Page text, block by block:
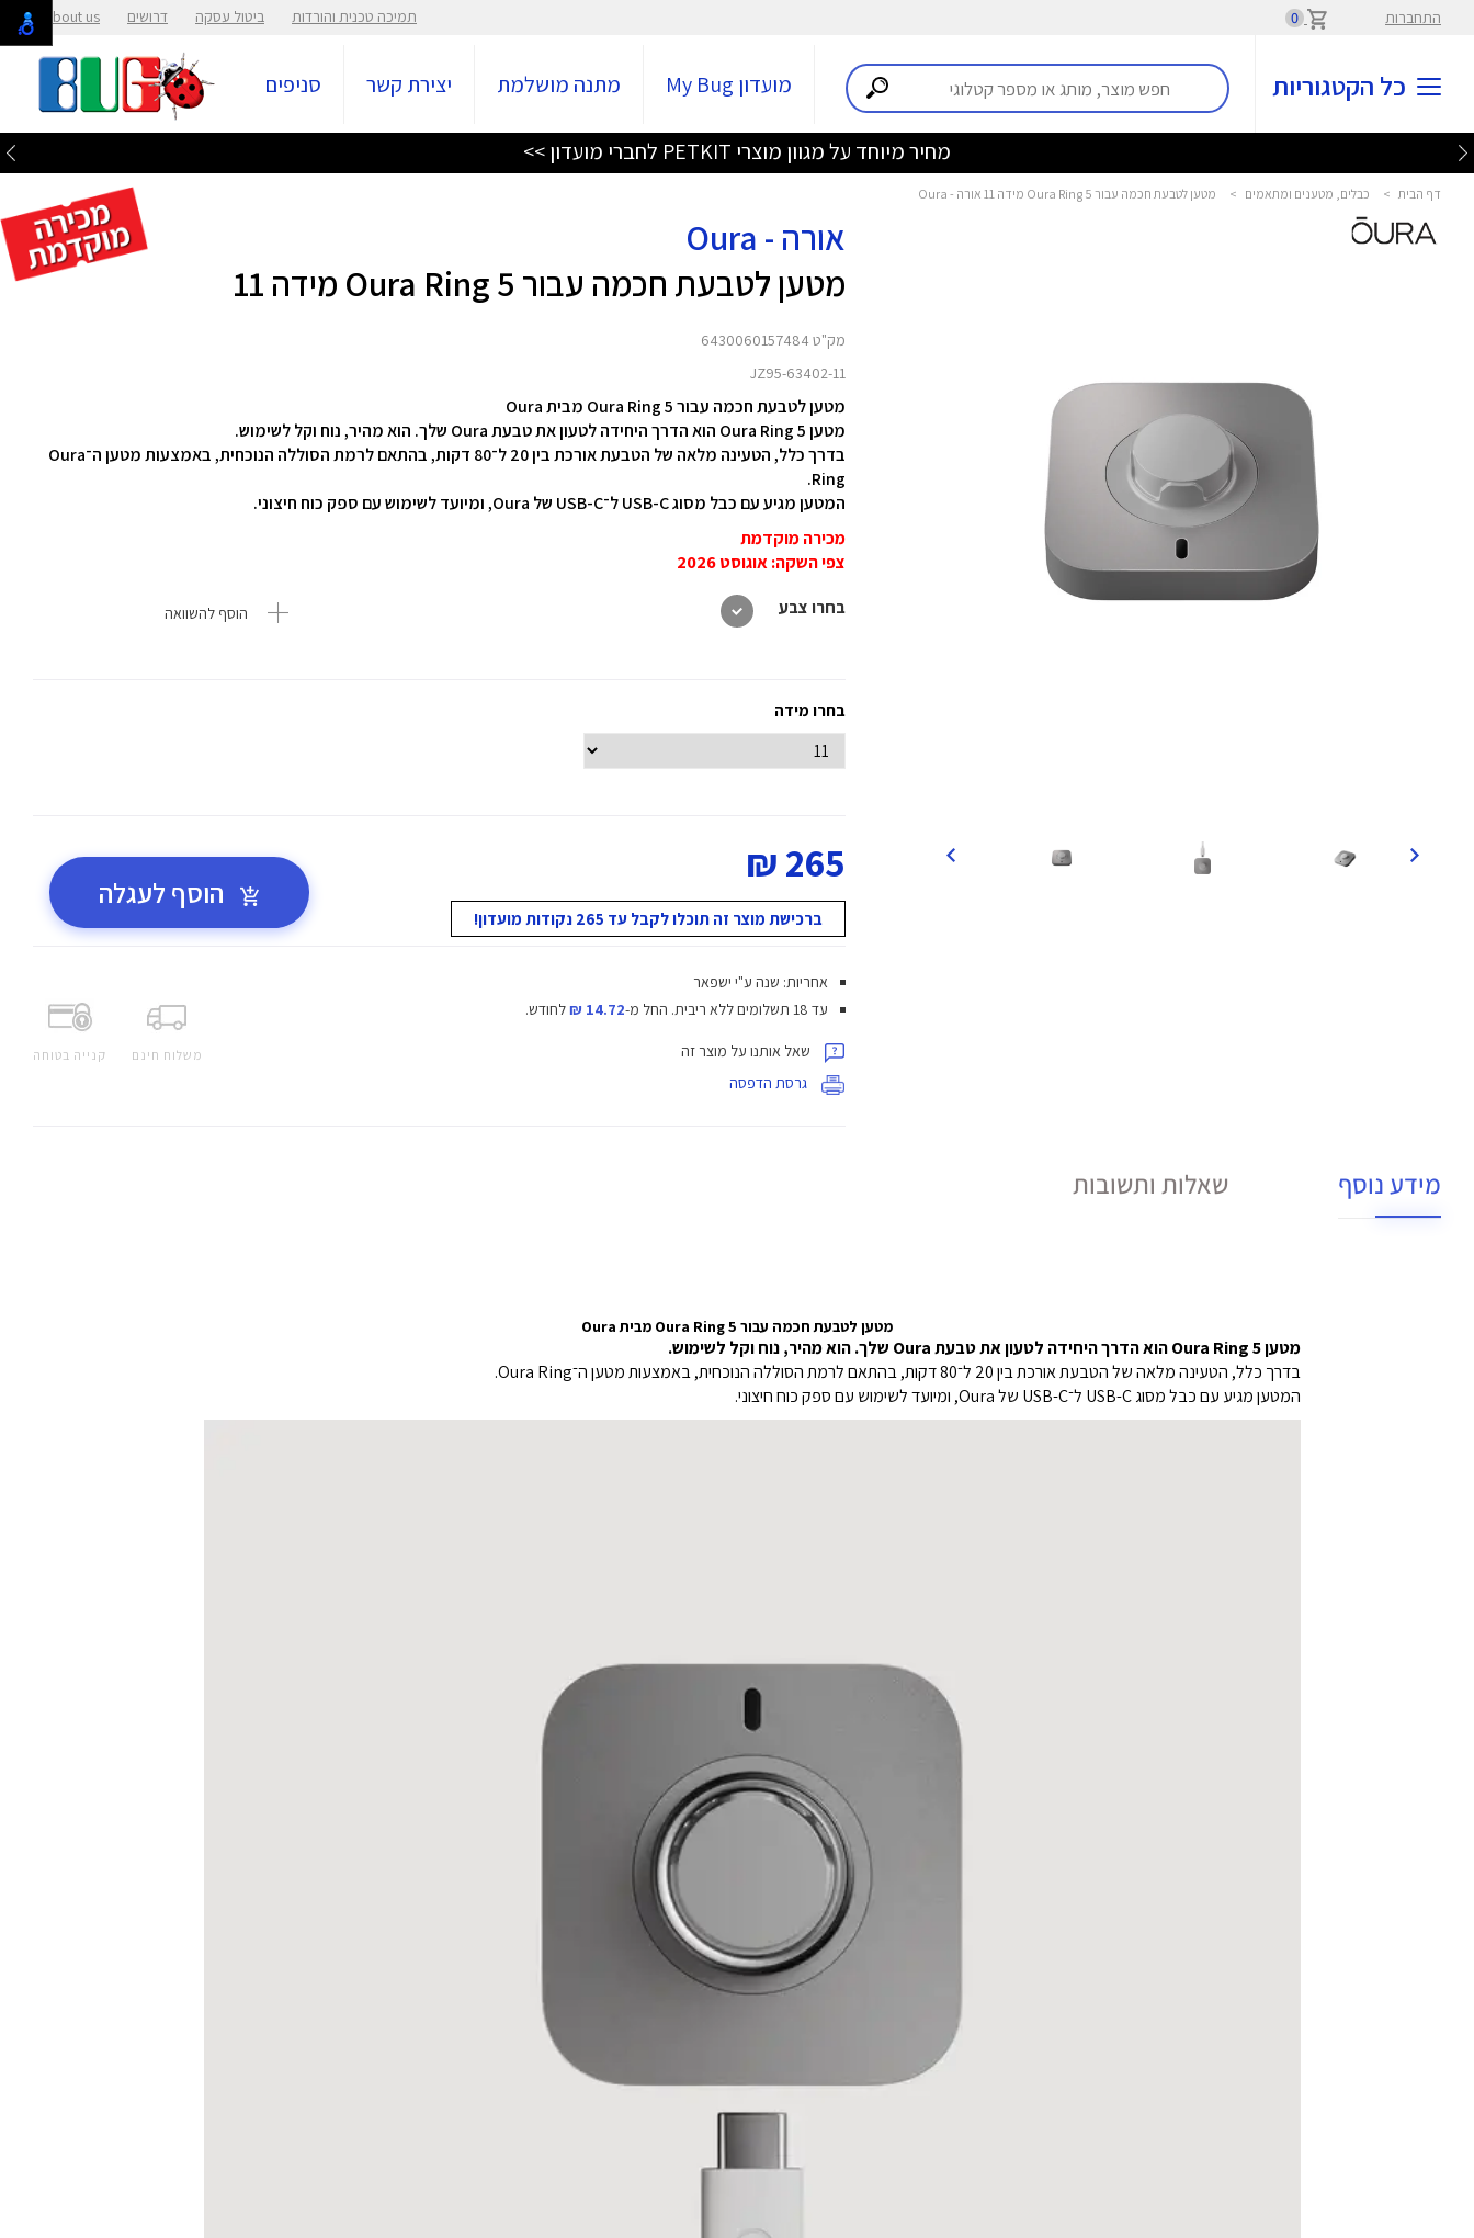
התחברות 0 תמיכה טכנית והורדות ביטול עסקה דרושים About us
כל הקטגוריות מועדון My Bug מתנה מושלמת יצירת קשר סניפים
מחיר מיוחד על מגוון מוצרי PETKIT לחברי מועדון >>
דף הבית > כבלים, מטענים ומתאמים > מטען לטבעת חכמה עבור Oura Ring 5 מידה 11 אורה - Oura
אורה - Oura
מטען לטבעת חכמה עבור Oura Ring 5 מידה 11
מק"ט 6430060157484
JZ95-63402-11
מטען לטבעת חכמה עבור Oura Ring 5 מבית Oura
מטען Oura Ring 5 הוא הדרך היחידה לטעון את טבעת Oura שלך. הוא מהיר, נוח וקל לשימוש.
בדרך כלל, הטעינה מלאה של הטבעת אורכת בין 20 ל־80 דקות, בהתאם לרמת הסוללה הנוכחית, באמצעות מטען ה־Oura
Ring.
המטען מגיע עם כבל מסוג USB-C ל־USB-C של Oura, ומיועד לשימוש עם ספק כוח חיצוני.
מכירה מוקדמת
צפי השקה: אוגוסט 2026
בחרו צבע
הוסף להשוואה
בחרו מידה
265 ₪
ברכישת מוצר זה תוכלו לקבל עד 265 נקודות מועדון!
הוסף לעגלה
משלוח חינם קנייה בטוחה
אחריות: שנה ע"י ישפאר
עד 18 תשלומים ללא ריבית.
החל מ-14.72 ₪ לחודש.
שאל אותנו על מוצר זה
גרסת הדפסה
מידע נוסף שאלות ותשובות
מטען לטבעת חכמה עבור Oura Ring 5 מבית Oura
מטען Oura Ring 5 הוא הדרך היחידה לטעון את טבעת Oura שלך. הוא מהיר, נוח וקל לשימוש.
בדרך כלל, הטעינה מלאה של הטבעת אורכת בין 20 ל־80 דקות, בהתאם לרמת הסוללה הנוכחית, באמצעות מטען ה־Oura Ring.
המטען מגיע עם כבל מסוג USB-C ל־USB-C של Oura, ומיועד לשימוש עם ספק כוח חיצוני.